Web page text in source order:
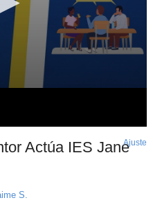
Actúa IES JaneAjuste
S.